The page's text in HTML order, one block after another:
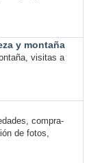
y montaña
visitas a
compra-
de fotos,